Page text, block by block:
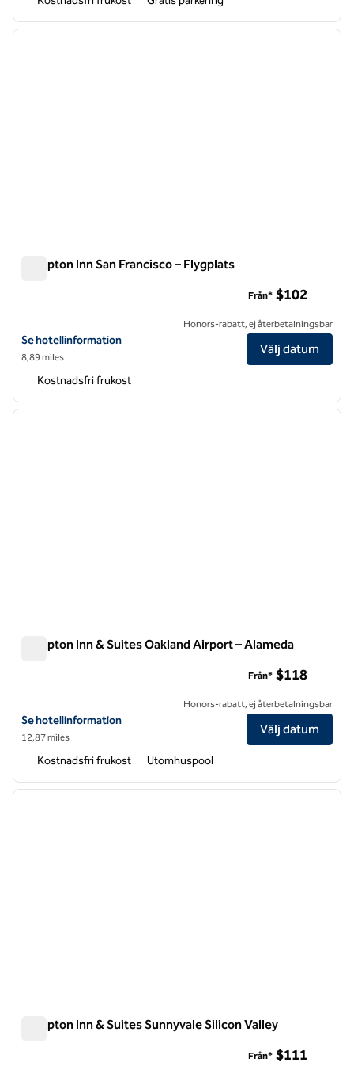
1 av 12
nästa
Hampton Inn San Francisco – Flygplats
Visa hotelldetaljer för Hampton Inn San Francisco-Airport
Se hotellinformation
8,89 miles
Från* $102
Honors-rabatt, ej återbetalningsbar
Välj datum
Kostnadsfri frukost
1 av 12
nästa
Hampton Inn & Suites Oakland Airport – Alameda
Visa hotelldetaljer för Hampton Inn & Suites Oakland Airport-
Se hotellinformation
12,87 miles
Från* $118
Honors-rabatt, ej återbetalningsbar
Välj datum
Kostnadsfri frukost Utomhuspool
1 av 12
nästa
Hampton Inn & Suites Sunnyvale Silicon Valley
Från* $111